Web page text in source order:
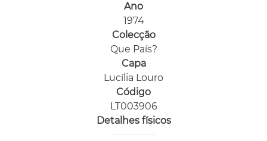
Ano
1974
Colecção
Que País?
Capa
Lucília Louro
Código
LT003906
Detalhes físicos